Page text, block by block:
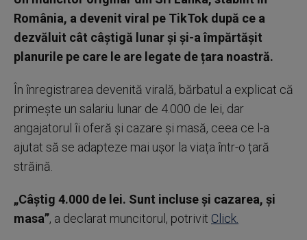
România, a devenit viral pe TikTok după ce a
dezvăluit cât câștigă lunar și și-a împărtășit
planurile pe care le are legate de țara noastră.
În înregistrarea devenită virală, bărbatul a explicat că
primește un salariu lunar de 4.000 de lei, dar
angajatorul îi oferă și cazare și masă, ceea ce l-a
ajutat să se adapteze mai ușor la viața într-o țară
străină.
„Câștig 4.000 de lei. Sunt incluse și cazarea, și
masa”, a declarat muncitorul, potrivit Click.